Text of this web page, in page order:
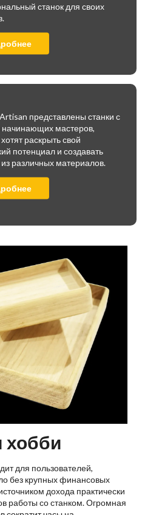
станок для своих
представлены станки с
мастеров,
раскрыть свой
потенциал и создавать
различных материалов.
хобби
для пользователей,
без крупных финансовых
дохода практически
работы со станком. Огромная